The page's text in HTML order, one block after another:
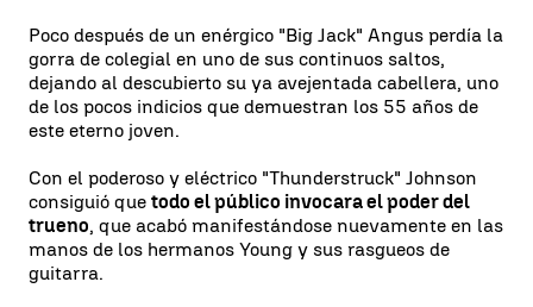
Poco después de un enérgico "Big Jack" Angus perdía la
gorra de colegial en uno de sus continuos saltos,
dejando al descubierto su ya avejentada cabellera, uno
de los pocos indicios que demuestran los 55 años de
este eterno joven.
Con el poderoso y eléctrico "Thunderstruck" Johnson
consiguió que todo el público invocara el poder del
trueno, que acabó manifestándose nuevamente en las
manos de los hermanos Young y sus rasgueos de
guitarra.